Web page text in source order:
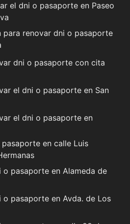
el dni o pasaporte en Paseo
para renovar dni o pasaporte
dni o pasaporte con cita
el dni o pasaporte en San
el dni o pasaporte en
en calle Luis
o pasaporte en Alameda de
o pasaporte en Avda. de Los